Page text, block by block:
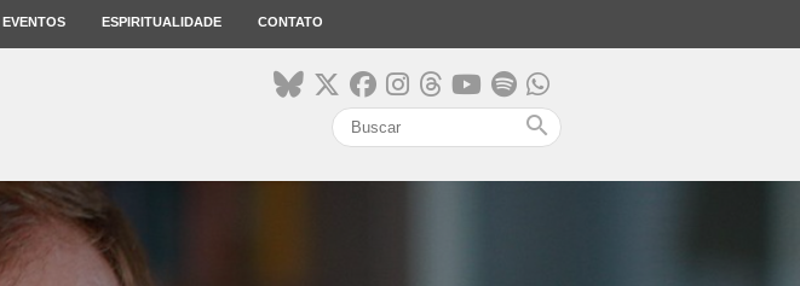
EVENTOS ESPIRITUALIDADE CONTATO
search